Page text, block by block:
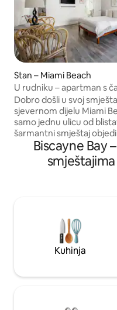
Stan – Miami Beach
U rudniku – apartman s
i pogledom na ocean
Dobro došli u svoj
sjevernom dijelu Miami
samo jednu ulicu od
šarmantni smještaj
i praktičnost. Opustite
s plišanim bračnim
praktičnom čajnom
kratkom bijegu od
dužem boravku, uživajte
zabavnom i
Miami Beachu Besplatno
nije zajamčeno
Biscayne Bay
Kuhinja